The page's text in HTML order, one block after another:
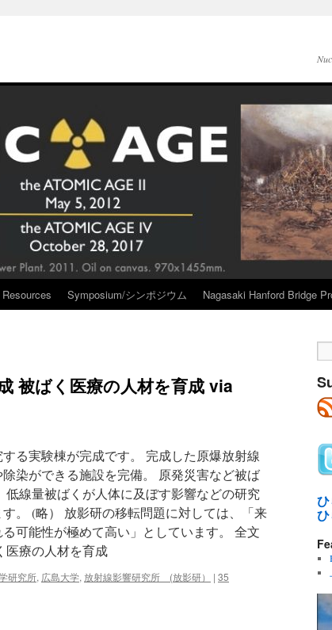
Resources Symposium/シンポジウム Nagasaki Hanford Bridge
被ばく医療の人材を育成 via
る実験棟が完成です。 完成した原爆放射線
染ができる施設を完備。 原発災害など被ば
線量被ばくが人体に及ぼす影響などの研究
。 (略） 放影研の移転問題に対しては、「来
可能性が極めて高い」としています。 全文
医療の人材を育成
研究所, 広島大学, 放射線影響研究所 (放影研） | 35